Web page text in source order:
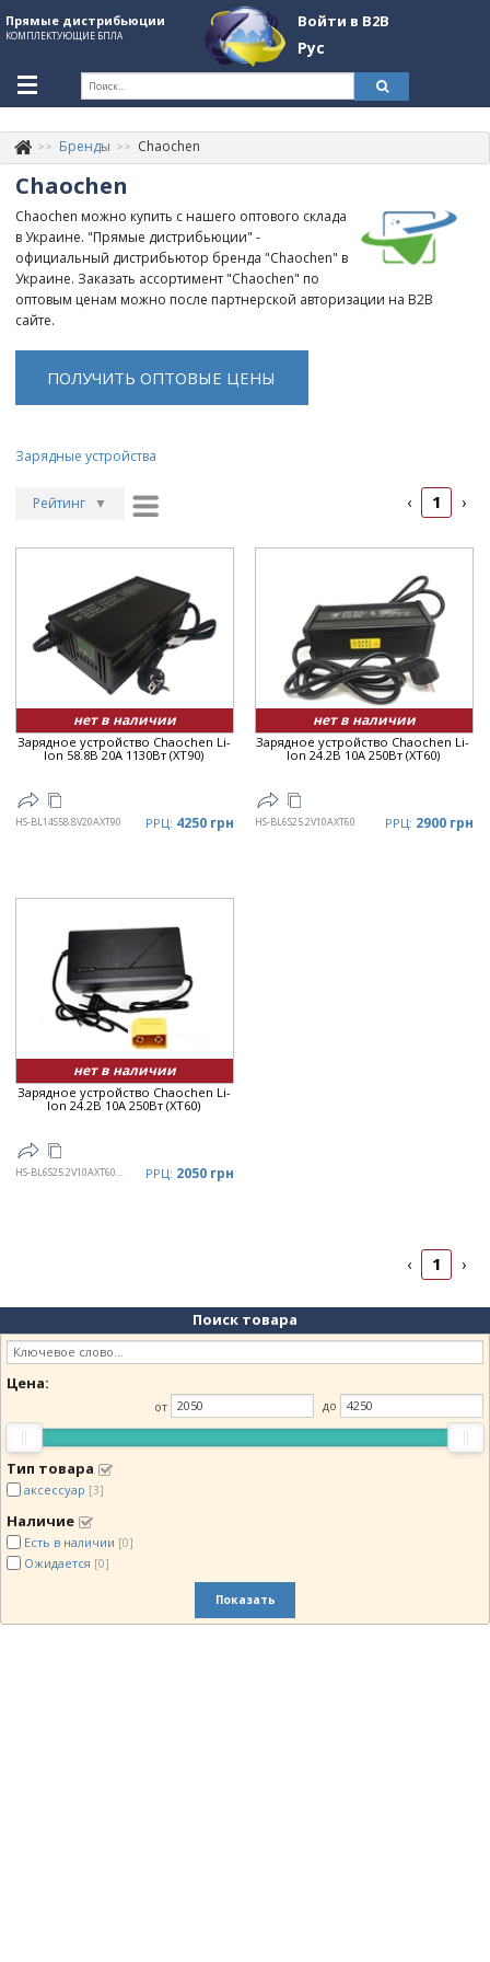
Прямые дистрибьюции
КОМПЛЕКТУЮЩИЕ БПЛА
Войти в B2B
Рус
+380507774092 Контакты
Информация о компании
About Company
Обзоры
Бренды
Стать партнером
Бренды Chaochen
Chaochen
Chaochen можно купить с нашего оптового склада
в Украине. "Прямые дистрибьюции" -
официальный дистрибьютор бренда "Chaochen" в
Украине. Заказать ассортимент "Chaochen" по
оптовым ценам можно после партнерской авторизации на B2B
сайте.
ПОЛУЧИТЬ ОПТОВЫЕ ЦЕНЫ
Зарядные устройства
Рейтинг ▼
Дата ▼
Цена
Цена ▼
‹ 1 ›
нет в наличии
Зарядное устройство Chaochen Li-
Ion 58.8В 20А 1130Вт (XT90)
HS-BL14S58.8V20AXT90 РРЦ: 4250 грн
нет в наличии
Зарядное устройство Chaochen Li-
Ion 24.2В 10А 250Вт (XT60)
HS-BL6S25.2V10AXT60 РРЦ: 2900 грн
нет в наличии
Зарядное устройство Chaochen Li-
Ion 24.2В 10А 250Вт (XT60)
HS-BL6S25.2V10AXT60ABS РРЦ: 2050 грн
‹ 1 ›
Поиск товара
Цена:
от до
Тип товара
аксессуар [3]
Наличие
Есть в наличии [0]
Ожидается [0]
Показать